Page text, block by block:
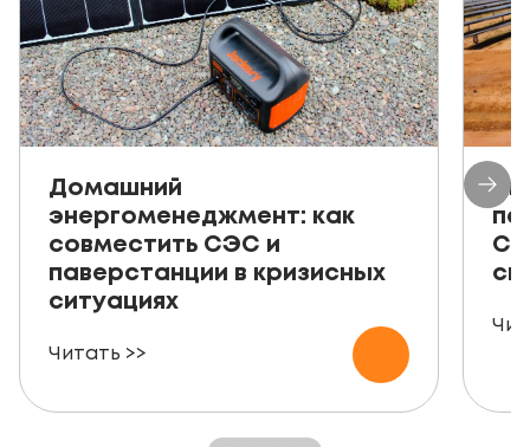
Домашний
энергоменеджмент: как
совместить СЭС и
паверстанции в кризисных
ситуациях
Читать >>